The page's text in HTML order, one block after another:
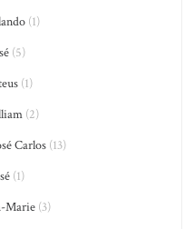
(1)
(5)
(1)
(2)
Carlos (13)
(1)
Marie (3)